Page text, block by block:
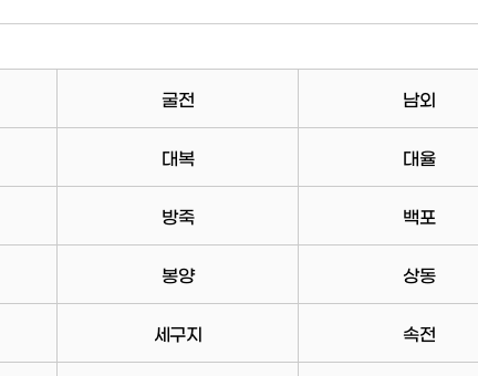
굴전 남외
대복 대율
방죽 백포
봉양 상동
세구지 속전